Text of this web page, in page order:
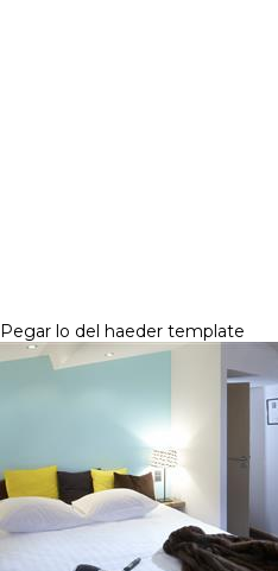
Pegar lo del haeder template